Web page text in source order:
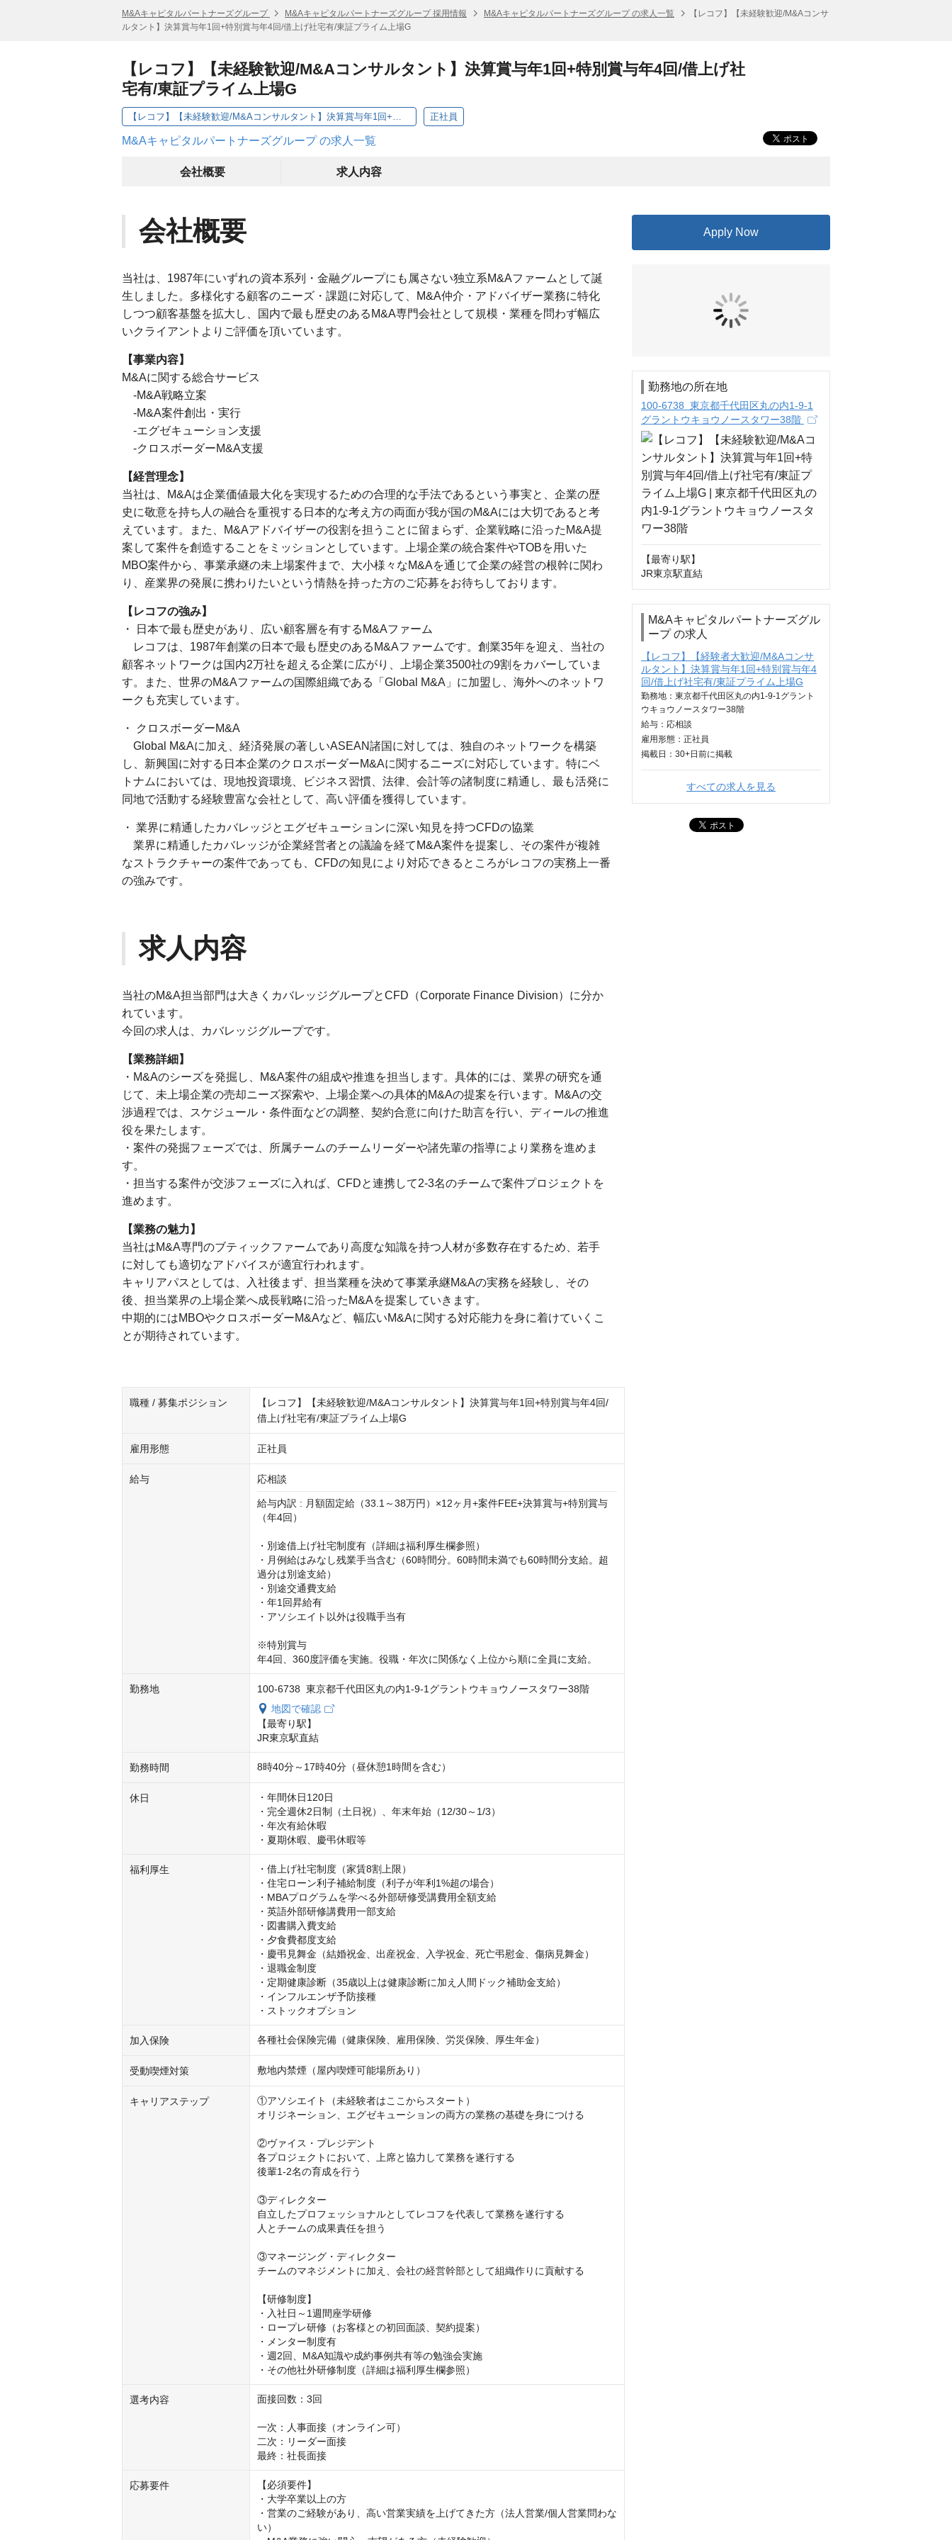
M&Aキャピタルパートナーズグループ M&Aキャピタルパートナーズグループ 採用情報 M&Aキャピタルパートナーズグループ の求人一覧
【レコフ】【未経験歓迎/M&Aコンサ
ルタント】決算賞与年1回+特別賞与年4回/借上げ社宅有/東証プライム上場G
【レコフ】【未経験歓迎/M&Aコンサルタント】決算賞与年1回+特別賞与年4回/借上げ社
宅有/東証プライム上場G
【レコフ】【未経験歓迎/M&Aコンサルタント】決算賞与年1回+特別賞与年4回/借上げ社宅有/東証プライム上場G 正社員
M&Aキャピタルパートナーズグループ の求人一覧
会社概要 求人内容
会社概要
当社は、1987年にいずれの資本系列・金融グループにも属さない独立系M&Aファームとして誕
生しました。多様化する顧客のニーズ・課題に対応して、M&A仲介・アドバイザー業務に特化
しつつ顧客基盤を拡大し、国内で最も歴史のあるM&A専門会社として規模・業種を問わず幅広
いクライアントよりご評価を頂いています。
【事業内容】
M&Aに関する総合サービス
‐M&A戦略立案
-M&A案件創出・実行
-エグゼキューション支援
-クロスボーダーM&A支援
【経営理念】
当社は、M&Aは企業価値最大化を実現するための合理的な手法であるという事実と、企業の歴
史に敬意を持ち人の融合を重視する日本的な考え方の両面が我が国のM&Aには大切であると考
えています。また、M&Aアドバイザーの役割を担うことに留まらず、企業戦略に沿ったM&A提
案して案件を創造することをミッションとしています。上場企業の統合案件やTOBを用いた
MBO案件から、事業承継の未上場案件まで、大小様々なM&Aを通じて企業の経営の根幹に関わ
り、産業界の発展に携わりたいという情熱を持った方のご応募をお待ちしております。
【レコフの強み】
・ 日本で最も歴史があり、広い顧客層を有するM&Aファーム
レコフは、1987年創業の日本で最も歴史のあるM&Aファームです。創業35年を迎え、当社の
顧客ネットワークは国内2万社を超える企業に広がり、上場企業3500社の9割をカバーしていま
す。また、世界のM&Aファームの国際組織である「Global M&A」に加盟し、海外へのネットワ
ークも充実しています。
・ クロスボーダーM&A
Global M&Aに加え、経済発展の著しいASEAN諸国に対しては、独自のネットワークを構築
し、新興国に対する日本企業のクロスボーダーM&Aに関するニーズに対応しています。特にベ
トナムにおいては、現地投資環境、ビジネス習慣、法律、会計等の諸制度に精通し、最も活発に
同地で活動する経験豊富な会社として、高い評価を獲得しています。
・ 業界に精通したカバレッジとエグゼキューションに深い知見を持つCFDの協業
業界に精通したカバレッジが企業経営者との議論を経てM&A案件を提案し、その案件が複雑
なストラクチャーの案件であっても、CFDの知見により対応できるところがレコフの実務上一番
の強みです。
求人内容
当社のM&A担当部門は大きくカバレッジグループとCFD（Corporate Finance Division）に分か
れています。
今回の求人は、カバレッジグループです。
【業務詳細】
・M&Aのシーズを発掘し、M&A案件の組成や推進を担当します。具体的には、業界の研究を通
じて、未上場企業の売却ニーズ探索や、上場企業への具体的M&Aの提案を行います。M&Aの交
渉過程では、スケジュール・条件面などの調整、契約合意に向けた助言を行い、ディールの推進
役を果たします。
・案件の発掘フェーズでは、所属チームのチームリーダーや諸先輩の指導により業務を進めま
す。
・担当する案件が交渉フェーズに入れば、CFDと連携して2-3名のチームで案件プロジェクトを
進めます。
【業務の魅力】
当社はM&A専門のブティックファームであり高度な知識を持つ人材が多数存在するため、若手
に対しても適切なアドバイスが適宜行われます。
キャリアパスとしては、入社後まず、担当業種を決めて事業承継M&Aの実務を経験し、その
後、担当業界の上場企業へ成長戦略に沿ったM&Aを提案していきます。
中期的にはMBOやクロスボーダーM&Aなど、幅広いM&Aに関する対応能力を身に着けていくこ
とが期待されています。
職種 / 募集ポジション
【レコフ】【未経験歓迎/M&Aコンサルタント】決算賞与年1回+特別賞与年4回/
借上げ社宅有/東証プライム上場G
雇用形態 正社員
給与 応相談
給与内訳 : 月額固定給（33.1～38万円）×12ヶ月+案件FEE+決算賞与+特別賞与
（年4回）
・別途借上げ社宅制度有（詳細は福利厚生欄参照）
・月例給はみなし残業手当含む（60時間分。60時間未満でも60時間分支給。超
過分は別途支給）
・別途交通費支給
・年1回昇給有
・アソシエイト以外は役職手当有
※特別賞与
年4回、360度評価を実施。役職・年次に関係なく上位から順に全員に支給。
勤務地
100-6738 東京都千代田区丸の内1-9-1グラントウキョウノースタワー38階
地図で確認
【最寄り駅】
JR東京駅直結
勤務時間 8時40分～17時40分（昼休憩1時間を含む）
休日
・年間休日120日
・完全週休2日制（土日祝）、年末年始（12/30～1/3）
・年次有給休暇
・夏期休暇、慶弔休暇等
福利厚生
・借上げ社宅制度（家賃8割上限）
・住宅ローン利子補給制度（利子が年利1%超の場合）
・MBAプログラムを学べる外部研修受講費用全額支給
・英語外部研修講費用一部支給
・図書購入費支給
・夕食費都度支給
・慶弔見舞金（結婚祝金、出産祝金、入学祝金、死亡弔慰金、傷病見舞金）
・退職金制度
・定期健康診断（35歳以上は健康診断に加え人間ドック補助金支給）
・インフルエンザ予防接種
・ストックオプション
加入保険 各種社会保険完備（健康保険、雇用保険、労災保険、厚生年金）
受動喫煙対策 敷地内禁煙（屋内喫煙可能場所あり）
キャリアステップ
①アソシエイト（未経験者はここからスタート）
オリジネーション、エグゼキューションの両方の業務の基礎を身につける
②ヴァイス・プレジデント
各プロジェクトにおいて、上席と協力して業務を遂行する
後輩1-2名の育成を行う
③ディレクター
自立したプロフェッショナルとしてレコフを代表して業務を遂行する
人とチームの成果責任を担う
③マネージング・ディレクター
チームのマネジメントに加え、会社の経営幹部として組織作りに貢献する
【研修制度】
・入社日～1週間座学研修
・ロープレ研修（お客様との初回面談、契約提案）
・メンター制度有
・週2回、M&A知識や成約事例共有等の勉強会実施
・その他社外研修制度（詳細は福利厚生欄参照）
選考内容 面接回数：3回
一次：人事面接（オンライン可）
二次：リーダー面接
最終：社長面接
応募要件
【必須要件】
・大学卒業以上の方
・営業のご経験があり、高い営業実績を上げてきた方（法人営業/個人営業問わな
い）
Apply Now
勤務地の所在地
100-6738 東京都千代田区丸の内1-9-1
グラントウキョウノースタワー38階
【最寄り駅】
JR東京駅直結
M&Aキャピタルパートナーズグル
ープ の求人
【レコフ】【経験者大歓迎/M&Aコンサ
ルタント】決算賞与年1回+特別賞与年4
回/借上げ社宅有/東証プライム上場G
勤務地：東京都千代田区丸の内1-9-1グラント
ウキョウノースタワー38階
給与： 応相談
雇用形態：正社員
掲載日： 30+日 前に掲載
すべての求人を見る